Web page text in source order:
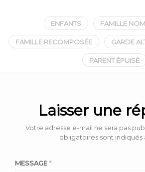
ENFANTS FAMILLE
FAMILLE RECOMPOSÉE GARDE
PARENT ÉPUISÉ
Laisser une
Votre adresse e-mail ne sera pas
obligatoires sont indiqués
MESSAGE*